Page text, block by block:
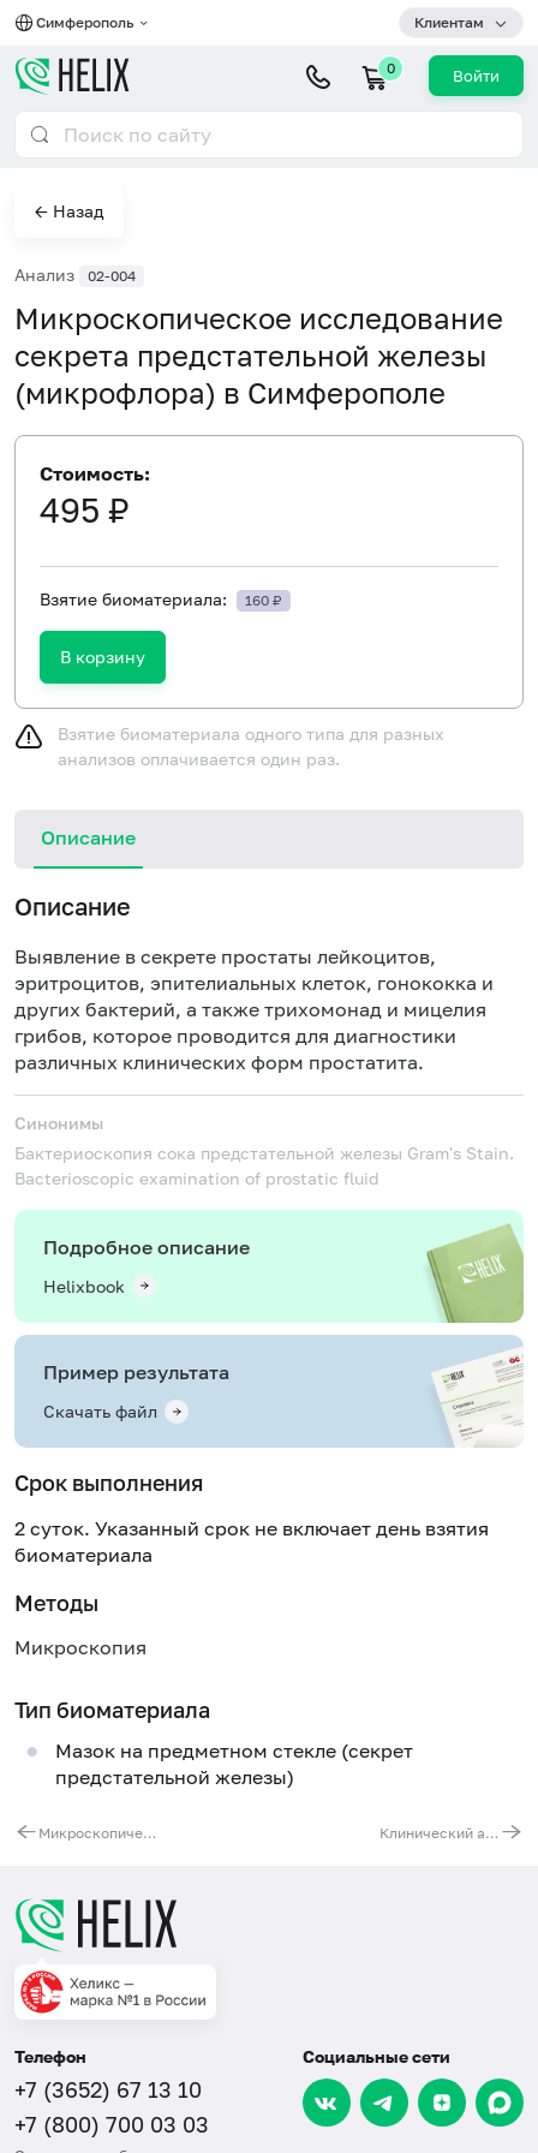
Симферополь Клиентам
0 Войти
← Назад
Анализ 02-004
Микроскопическое исследование
секрета предстательной железы
(микрофлора) в Симферополе
Стоимость:
495 ₽
Взятие биоматериала: 160 ₽
В корзину
Взятие биоматериала одного типа для разных
анализов оплачивается один раз.
Описание
Описание
Выявление в секрете простаты лейкоцитов,
эритроцитов, эпителиальных клеток, гонококка и
других бактерий, а также трихомонад и мицелия
грибов, которое проводится для диагностики
различных клинических форм простатита.
Синонимы
Бактериоскопия сока предстательной железы Gram's Stain.
Bacterioscopic examination of prostatic fluid
Подробное описание
Helixbook
Пример результата
Скачать файл
Срок выполнения
2 суток. Указанный срок не включает день взятия
биоматериала
Методы
Микроскопия
Тип биоматериала
Мазок на предметном стекле (секрет
предстательной железы)
Микроскопическое исследование отделяемого мочеполовых органов женщин (микрофлора), 3 локализации Клинический анализ крови (с лейкоцитарной формулой)
Телефон
+7 (3652) 67 13 10
+7 (800) 700 03 03
Социальные сети